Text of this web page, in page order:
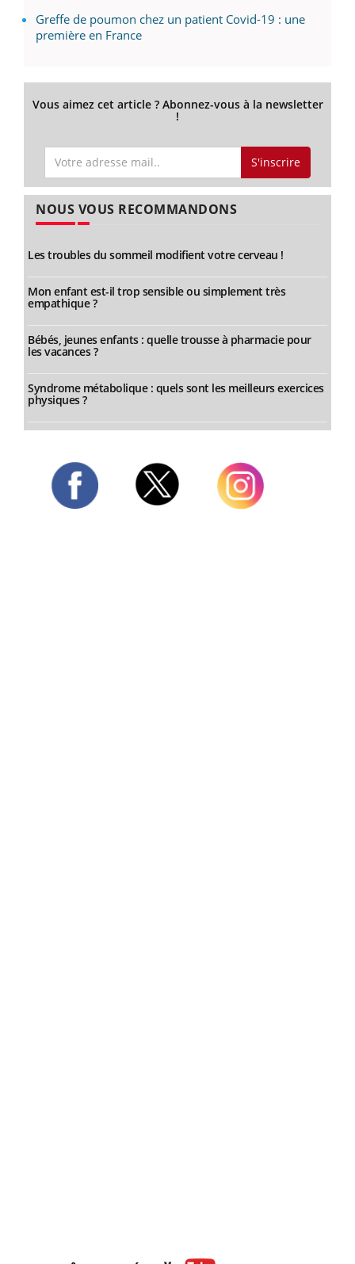
Greffe de poumon chez un patient Covid-19 : une
première en France
Vous aimez cet article ? Abonnez-vous à la newsletter
!
S'inscrire
NOUS VOUS RECOMMANDONS
Les troubles du sommeil modifient votre cerveau !
Mon enfant est-il trop sensible ou simplement très
empathique ?
Bébés, jeunes enfants : quelle trousse à pharmacie pour
les vacances ?
Syndrome métabolique : quels sont les meilleurs exercices
physiques ?